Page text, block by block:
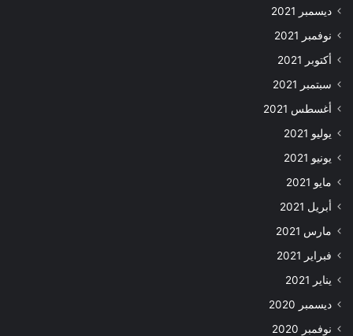
ديسمبر 2021
نوفمبر 2021
أكتوبر 2021
سبتمبر 2021
أغسطس 2021
يوليو 2021
يونيو 2021
مايو 2021
أبريل 2021
مارس 2021
فبراير 2021
يناير 2021
ديسمبر 2020
نوفمبر 2020